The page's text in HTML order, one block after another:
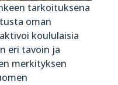
tarkoituksena
oman
koululaisia
eri tavoin ja
merkityksen